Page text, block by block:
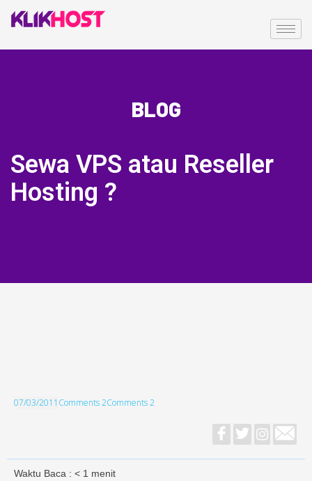
BLOG
Sewa VPS atau Reseller
Hosting ?
07/03/2011 Comments 2Comments 2
Waktu Baca : < 1 menit